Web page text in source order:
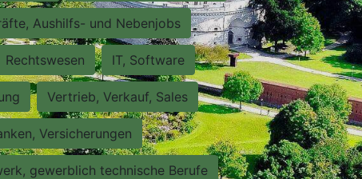
Aushilfs- und Nebenjobs
Rechtswesen IT, Software
Vertrieb, Verkauf, Sales
Versicherungen
gewerblich technische Berufe